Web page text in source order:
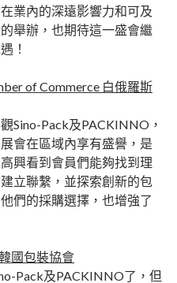
業內的深遠影響力和可及
舉辦，也期待這一盛會繼
！
of Commerce 白俄羅斯
Sino-Pack及PACKINNO，
會在區域內享有盛譽，是
興看到會員們能夠找到理
立聯繫，並探索創新的包
們的採購選擇，也增強了
國包裝協會
Pack及PACKINNO了，但